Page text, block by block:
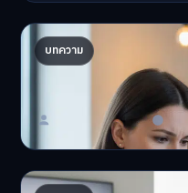
บทความ
ปรับพอร์ตรับ ‘เงินดิจิ
ให้พัง
'เงินดิจิทัล 2.0' มาแล…
Master Bussiness